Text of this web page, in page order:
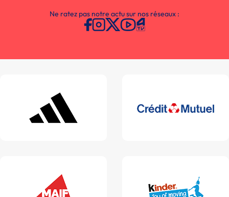
Ne ratez pas notre actu sur nos réseaux :